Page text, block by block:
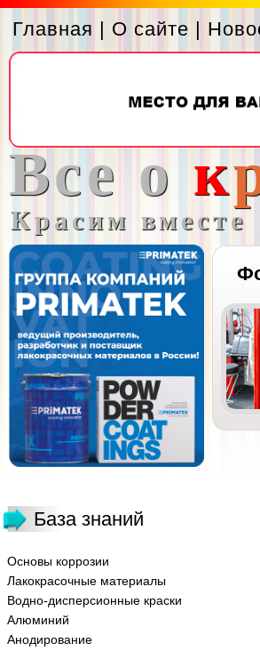
Главная | О сайте |
Все о к
Красим вместе
База знаний
Основы коррозии
Лакокрасочные материалы
Водно-дисперсионные краски
Алюминий
Анодирование